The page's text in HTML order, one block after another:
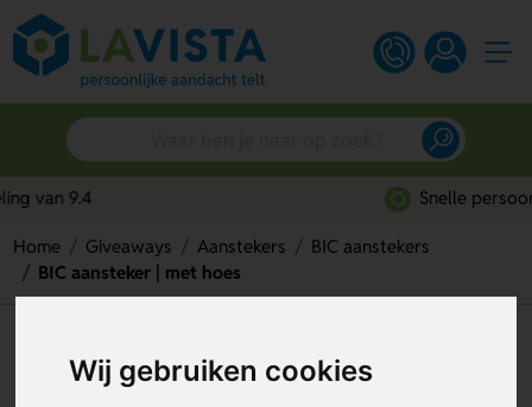
Wij gebruiken cookies
Snelle persoonlijke service
Home Giveaways Aanstekers
BIC aanstekers
BIC aansteker | met hoes
BIC aansteker | met hoes
Artikelnummer: